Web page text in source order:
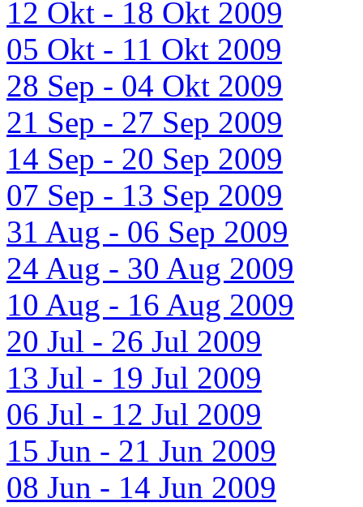
12 Okt - 18 Okt 2009
05 Okt - 11 Okt 2009
28 Sep - 04 Okt 2009
21 Sep - 27 Sep 2009
14 Sep - 20 Sep 2009
07 Sep - 13 Sep 2009
31 Aug - 06 Sep 2009
24 Aug - 30 Aug 2009
10 Aug - 16 Aug 2009
20 Jul - 26 Jul 2009
13 Jul - 19 Jul 2009
06 Jul - 12 Jul 2009
15 Jun - 21 Jun 2009
08 Jun - 14 Jun 2009